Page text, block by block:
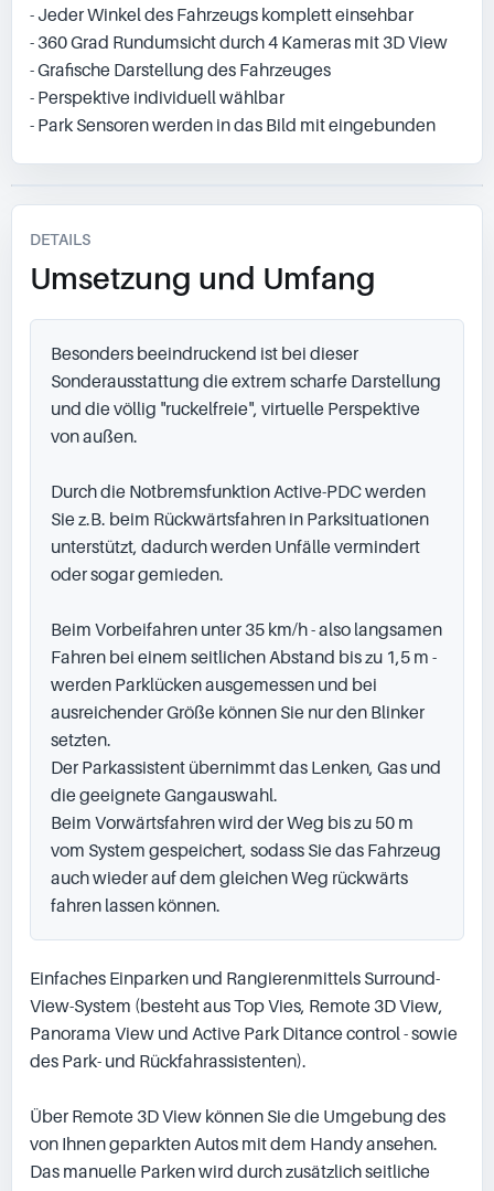
- Jeder Winkel des Fahrzeugs komplett einsehbar
- 360 Grad Rundumsicht durch 4 Kameras mit 3D View
- Grafische Darstellung des Fahrzeuges
- Perspektive individuell wählbar
- Park Sensoren werden in das Bild mit eingebunden
DETAILS
Umsetzung und Umfang
Besonders beeindruckend ist bei dieser
Sonderausstattung die extrem scharfe Darstellung
und die völlig "ruckelfreie", virtuelle Perspektive
von außen.
Durch die Notbremsfunktion Active-PDC werden
Sie z.B. beim Rückwärtsfahren in Parksituationen
unterstützt, dadurch werden Unfälle vermindert
oder sogar gemieden.
Beim Vorbeifahren unter 35 km/h - also langsamen
Fahren bei einem seitlichen Abstand bis zu 1,5 m -
werden Parklücken ausgemessen und bei
ausreichender Größe können Sie nur den Blinker
setzten.
Der Parkassistent übernimmt das Lenken, Gas und
die geeignete Gangauswahl.
Beim Vorwärtsfahren wird der Weg bis zu 50 m
vom System gespeichert, sodass Sie das Fahrzeug
auch wieder auf dem gleichen Weg rückwärts
fahren lassen können.
Einfaches Einparken und Rangierenmittels Surround-
View-System (besteht aus Top Vies, Remote 3D View,
Panorama View und Active Park Ditance control - sowie
des Park- und Rückfahrassistenten).
Über Remote 3D View können Sie die Umgebung des
von Ihnen geparkten Autos mit dem Handy ansehen.
Das manuelle Parken wird durch zusätzlich seitliche